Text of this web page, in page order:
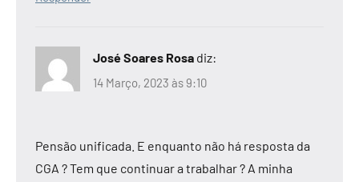
José Soares Rosa diz:
14 Março, 2023 às 9:10
Pensão unificada. E enquanto não há resposta da
CGA ? Tem que continuar a trabalhar ? A minha